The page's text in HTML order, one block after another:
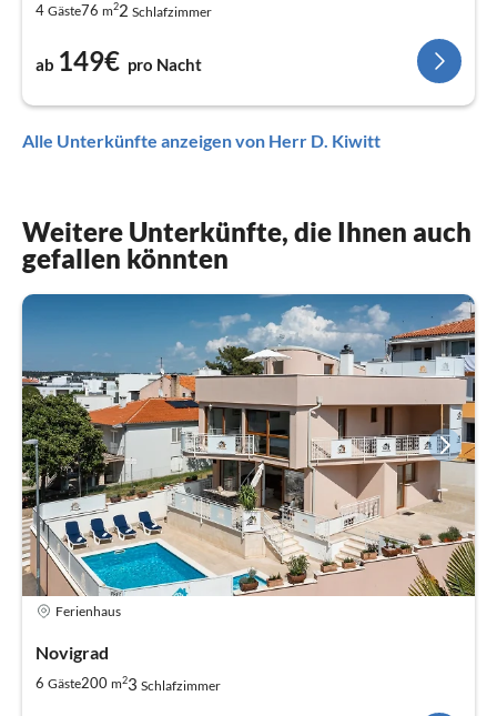
4 Gäste76 m22 Schlafzimmer
ab 149€ pro Nacht
Alle Unterkünfte anzeigen von Herr D. Kiwitt
Weitere Unterkünfte, die Ihnen auch
gefallen könnten
Ferienhaus
Novigrad
6 Gäste200 m23 Schlafzimmer